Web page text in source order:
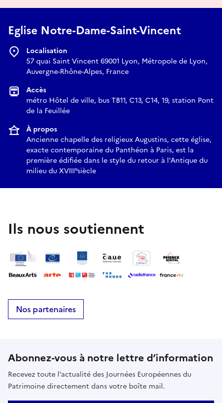
Eglise Notre-Dame-Saint-Vincent
Localisation
57 quai Saint Vincent 69001 Lyon, Métropole de Lyon,
Auvergne-Rhône-Alpes, France
Accès
métro Hôtel de ville, bus TB11, C13, C14, 19, station Pont
de la Feuillée
À propos
Ancienne chapelle des religieux Augustins, cette église,
exacte contemporaine du Panthéon à Paris, est la
première édifiée dans le style du retour à l'Antique du
milieu du XVIII°siècle
Ils nous soutiennent
Nos partenaires
Abonnez-vous à notre lettre d’information
Recevez toute l’actualité des Journées Européennes du
Patrimoine directement dans votre boîte mail.